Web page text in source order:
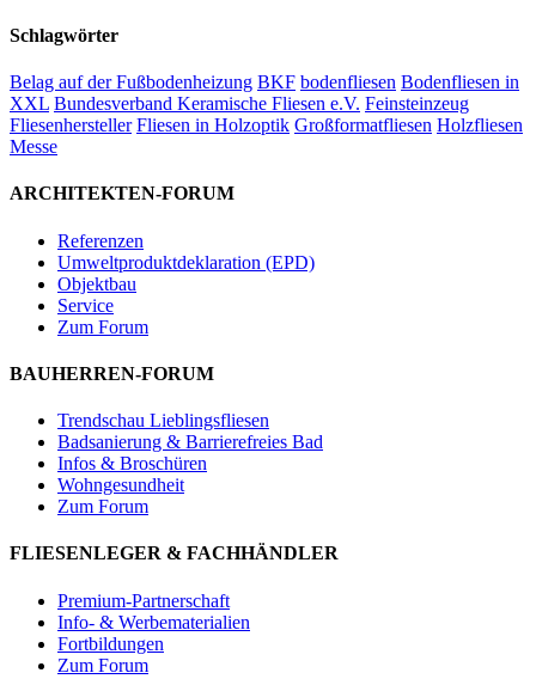
Schlagwörter
Belag auf der Fußbodenheizung BKF bodenfliesen Bodenfliesen in
XXL Bundesverband Keramische Fliesen e.V. Feinsteinzeug
Fliesenhersteller Fliesen in Holzoptik Großformatfliesen Holzfliesen
Messe
ARCHITEKTEN-FORUM
Referenzen
Umweltproduktdeklaration (EPD)
Objektbau
Service
Zum Forum
BAUHERREN-FORUM
Trendschau Lieblingsfliesen
Badsanierung & Barrierefreies Bad
Infos & Broschüren
Wohngesundheit
Zum Forum
FLIESENLEGER & FACHHÄNDLER
Premium-Partnerschaft
Info- & Werbematerialien
Fortbildungen
Zum Forum